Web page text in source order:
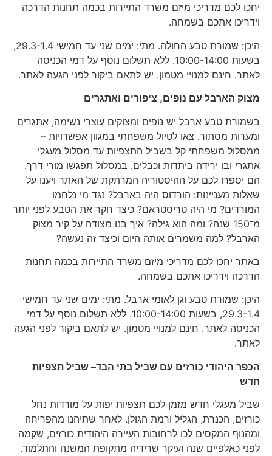
יחכו לכם מדריכי מיזם משרד התיירות בכמה תחנות הדרכה
וידריכו אתכם בשמחה.
היכן: שמורת טבע החולה. מתי: ימים שני עד חמישי 29.3-1.4,
בשעות 10:00-14:00. ללא תשלום נוסף על דמי הכניסה
לאתר. חינם למנויי מטמון. יש לתאם ביקור לפני הגעה לאתר.
מצוק הארבל עם נופים, ציפורים ואתגרים
בשמורת טבע ארבל יש נופים ומצוקים עוצרי נשימה, אתגרים
ומערות מסתור. צאו לטיול משפחתי במגוון אפשרויות –
ממסלול משפחתי קל בשביל התצפיות עד מסלול מעגלי
אתגרי ובו ירידה ביתדות וכבלים. במסלול תפגשו מורי דרך.
הם יספרו לכם על ההיסטוריה המרתקת של האתר ויענו על
שאלות מעניינות: הורדוס היה בארבל? נגד מי נלחמו
המורדים? מי היה טריסטראם? כיצד חקר את הטבע לפני יותר
מ־150 שנה? ומה הוא גילה? איך בנו מצודה על קיר מצוק
הארבל? למה משמרים אותה היום וכיצד זה נעשה?
באתר יחכו לכם מדריכי מיזם משרד התיירות בכמה תחנות
הדרכה וידריכו אתכם בשמחה.
היכן: שמורת טבע וגן לאומי ארבל. מתי: ימים שני עד חמישי
29.3-1.4, בשעות 10:00-14:00. ללא תשלום נוסף על דמי
הכניסה לאתר. חינם למנויי מטמון. יש לתאם ביקור לפני הגעה
לאתר.
הכפר היהודי כורזים עם שביל בתי הבד– שביל תצפיות
חדש
שביל מעגלי חדש מזמן לכם תצפיות יפות על מורדות נחל
כורזים, הכנרת, הגליל ורמת הגולן. לאחר שתיהנו מהפריחה
ומהנוף המקסים לכו לרחובות העיירה היהודית כורזים, שקמה
לפני כאלפיים שנה ועיקר שרידיה מתקופת המשנה והתלמוד.